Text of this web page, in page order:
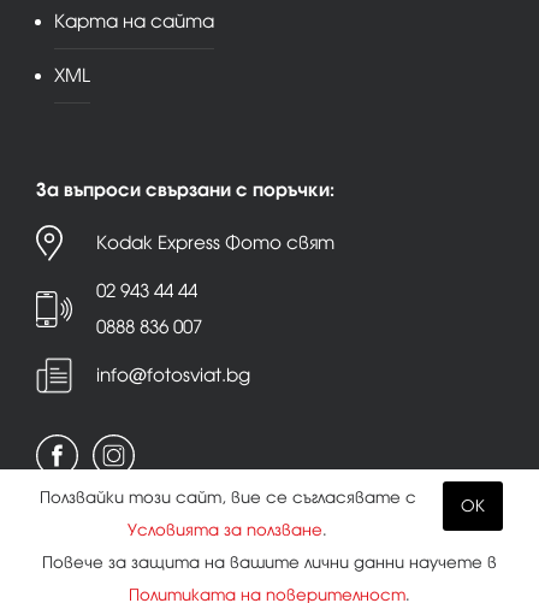
Карта на сайта
XML
За въпроси свързани с поръчки:
Kodak Express Фото свят
02 943 44 44
0888 836 007
info@fotosviat.bg
|Бисквитки
OK
Ползвайки този сайт, вие се съгласявате с
Условията за ползване.
Повече за защита на вашите лични данни научете в
Политиката на поверителност.